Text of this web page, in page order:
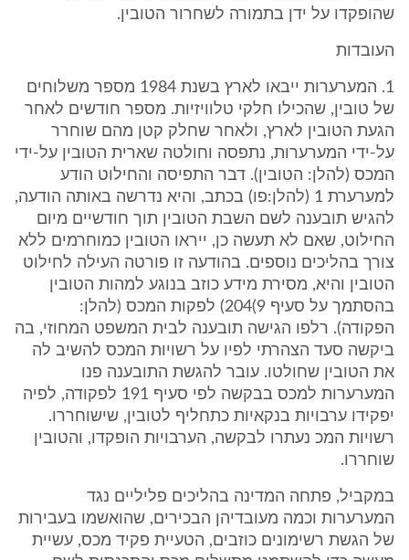
שהופקדו על ידן בתמורה לשחרור הטובין.
העובדות
‎1. המערערות ייבאו לארץ בשנת ‎1984 מספר משלוחים
של טובין, שהכילו חלקי טלוויזיות. מספר חודשים לאחר
הגעת הטובין לארץ, ולאחר שחלק קטן מהם שוחרר
על-ידי המערערות, נתפסה וחולטה שארית הטובין על-ידי
המכס (להלן: הטובין). דבר התפיסה והחילוט הודע
למערערת ‎1 (להלן:פו) בכתב, והיא נדרשה באותה הודעה,
להגיש תובענה לשם השבת הטובין תוך חודשיים מיום
החילוט, שאם לא תעשה כן, ייראו הטובין כמוחרמים ללא
צורך בהליכים נוספים. בהודעה זו פורטה העילה לחילוט
הטובין והיא, מסירת מידע כוזב בנוגע למהות הטובין
בהסתמך על סעיף ‎204(9) לפקות המכס (להלן:
הפקודה). רלפו הגישה תובענה לבית המשפט המחוזי, בה
ביקשה סעד הצהרתי לפיו על רשויות המכס להשיב לה
את הטובין שחולטו. עובר להגשת התובענה פנו
המערערות למכס בבקשה לפי סעיף ‎191 לפקודה, לפיה
יפקידו ערבויות בנקאיות כתחליף לטובין, שישוחררו.
רשויות המכ נעתרו לבקשה, הערבויות הופקדו, והטובין
שוחררו.
במקביל, פתחה המדינה בהליכים פליליים נגד
המערערות וכמה מעובדיהן הבכירים, שהואשמו בעבירות
של הגשת רשימונים כוזבים, הטעיית פקיד מכס, עשיית